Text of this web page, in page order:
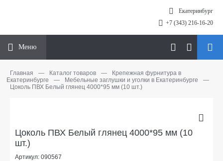
Екатеринбург
+7 (343) 216-16-20
Меню
Главная — Каталог товаров —
Крепежная фурнитура в
Екатеринбурге
— Мебельные заглушки и уголки в Екатеринбурге
—
Цоколь ПВХ Белый глянец 4000*95 мм (10 шт.)
Цоколь ПВХ Белый глянец 4000*95 мм (10
шт.)
Артикул: 090567